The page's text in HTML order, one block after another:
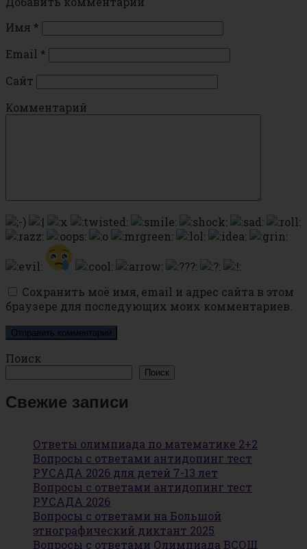
Имя *
Email *
Сайт
Комментарий
Сохранить моё имя, email и адрес сайта в этом
браузере для последующих моих комментариев.
Поиск
Поиск
Свежие записи
Ответы олимпиада по математике 2+2
Вопросы с ответами антидопинг тест
РУСАДА 2026 для детей 7-13 лет
Вопросы с ответами антидопинг тест
РУСАДА 2026
Вопросы с ответами на Большой
этнографический диктант 2025
Вопросы с ответами Олимпиада ВСОШ